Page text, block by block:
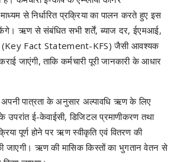
(Key Fact Statement-KFS) जैसी आवश्यक
जाएंगी, ताकि कर्मचारी पूरी जानकारी के आधार
अपनी पात्रता के अनुसार अल्पावधि ऋण के लिए
ई-केवाईसी, डिजिटल प्रमाणीकरण तथा
पूर्ण होने पर ऋण स्वीकृति एवं वितरण की
जाएगी। ऋण की मासिक किस्तों का भुगतान वेतन से
किया जाएगा।
संचालन प्रक्रिया (Standard Operating